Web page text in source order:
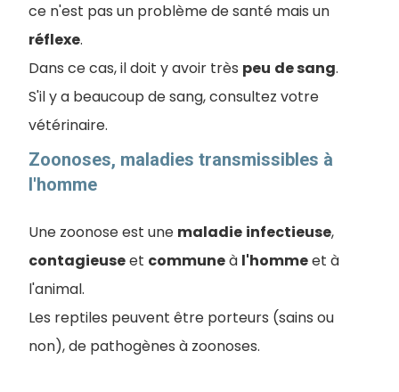
ce n'est pas un problème de santé mais un
réflexe.
Dans ce cas, il doit y avoir très peu de sang.
S'il y a beaucoup de sang, consultez votre
vétérinaire.
Zoonoses, maladies transmissibles à
l'homme
Une zoonose est une maladie infectieuse,
contagieuseet communeà l'hommeet à
l'animal.
Les reptiles peuvent être porteurs (sains ou
non), de pathogènes à zoonoses.